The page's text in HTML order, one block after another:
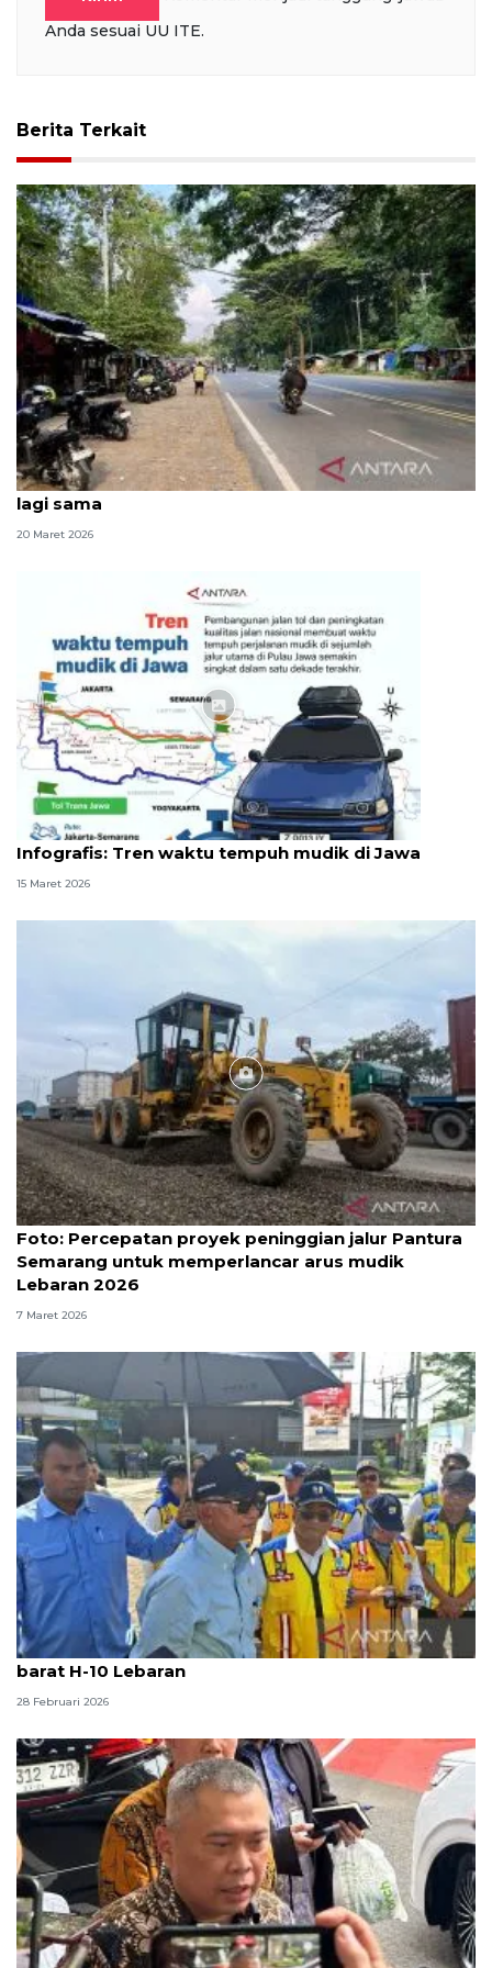
Anda sesuai UU ITE.
Berita Terkait
Alas Roban dan kenangan Jalur Pantura yang tak
lagi sama
20 Maret 2026
Infografik
Infografis: Tren waktu tempuh mudik di Jawa
15 Maret 2026
Foto
Foto: Percepatan proyek peninggian jalur Pantura
Semarang untuk memperlancar arus mudik
Lebaran 2026
7 Maret 2026
Menteri PU pastikan tidak ada lubang di Pantura
barat H-10 Lebaran
28 Februari 2026